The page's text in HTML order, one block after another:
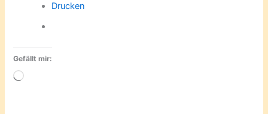
Drucken
Gefällt mir:
Wird